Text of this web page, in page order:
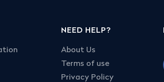
NEED HELP?
About Us
Terms of use
Privacy Policy